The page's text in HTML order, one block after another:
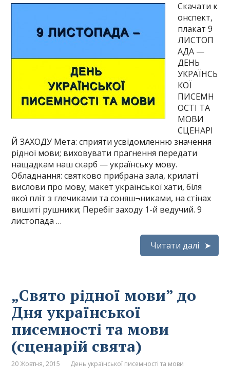
Скачати к
онспект,
плакат 9
ЛИСТОП
АДА —
ДЕНЬ
УКРАЇНСЬ
КОЇ
ПИСЕМН
ОСТІ ТА
МОВИ
СЦЕНАРІ
Й ЗАХОДУ Мета: сприяти усвідомленню значення
рідної мови; виховувати прагнення передати
нащадкам наш скарб — українську мову.
Обладнання: святково прибрана зала, крилаті
вислови про мову; макет української хати, біля
якої пліт з глечиками та соняш¬никами, на стінах
вишиті рушники; Перебіг заходу 1-й ведучий. 9
листопада …
Читати далі
„Свято рідної мови” до
Дня української
писемності та мови
(сценарій свята)
20 Жовтня, 2015 День української писемності та мови